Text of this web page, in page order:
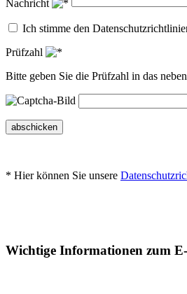
Nachricht
Ich stimme den
Prüfzahl
Bitte geben Sie die Prüfzahl in das
abschicken
* Hier können Sie unsere
Wichtige Informationen zum